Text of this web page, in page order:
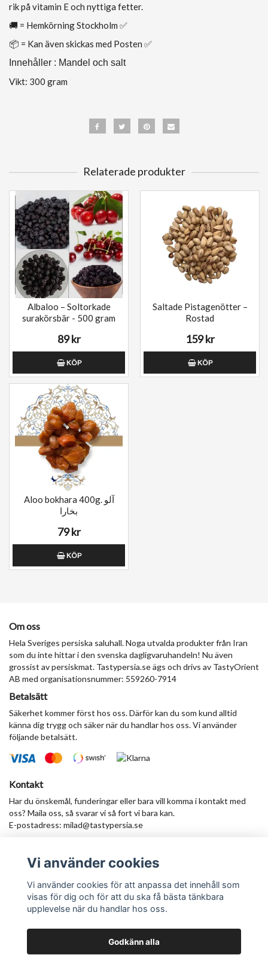
rik på vitamin E och nyttiga fetter.
🚚 = Hemkörning Stockholm ✅
📦 = Kan även skickas med Posten ✅
Innehåller : Mandel och salt
Vikt: 300 gram
Relaterade produkter
Albaloo – Soltorkade
surakörsbär - 500 gram
89 kr
KÖP
Saltade Pistagenötter –
Rostad
159 kr
KÖP
Aloo bokhara 400g. آلو
بخارا
79 kr
KÖP
Om oss
Hela Sveriges persiska saluhall. Noga utvalda produkter från Iran
som du inte hittar i den svenska dagligvaruhandeln! Nu även
grossist av persiskmat. Tastypersia.se ägs och drivs av TastyOrient
AB med organisationsnummer: 559260-7914
Betalsätt
Säkerhet kommer först hos oss. Därför kan du som kund alltid
känna dig trygg och säker när du handlar hos oss. Vi använder
följande betalsätt.
Kontakt
Har du önskemål, funderingar eller bara vill komma i kontakt med
oss? Maila oss, så svarar vi så fort vi bara kan.
E-postadress: milad@tastypersia.se
Anmäl dig till vårt nyhetsbrev
Prenumerera
Vi använder cookies
Vi använder cookies för att anpassa det innehåll som
visas för dig och för att du ska få bästa tänkbara
upplevelse när du handlar hos oss.
Godkänn alla